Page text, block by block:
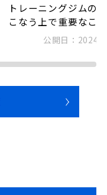
トレーニングジムの
こなう上で重要なこ
に、会員様がどのく
してジムに通うかと...
公開日： 2024